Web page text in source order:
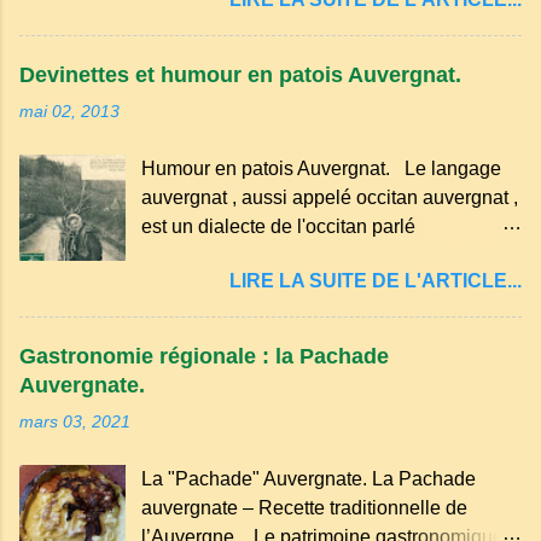
séchez-les sur un torchon.
pain retourné. Quand, à un repas, un des
voisins se hâtent de planter dans le
aperçoit, il remet le pain sur le bon coté,
mais il doit payer autant de bouteilles de vin
qu’il y a de couteaux ou de fourchettes
d’Ambert). Les quatre chemins. Quand
deux chemins se rencontrent et se coupent,
leur intersection forme un carrefour qui a
Devinettes et humour en patois Auvergnat.
mai 02, 2013
Humour en patois Auvergnat. Le langage
auvergnat , aussi appelé occitan auvergnat ,
est un dialecte de l'occitan parlé
certaines parties du Massif central . Il
appartient à la famille des langues romanes
et est classé parmi les dialectes du nord-
occitan . Bien que le nombre de locuteurs
traditionnelle et les contes. Il a aussi
influencé le français parlé en Auvergne.
LIRE LA SUITE DE L'ARTICLE...
Gastronomie régionale : la Pachade
Auvergnate.
mars 03, 2021
La "Pachade" Auvergnate. La Pachade
auvergnate – Recette traditionnelle de
l’Auvergne Le patrimoine gastronomique